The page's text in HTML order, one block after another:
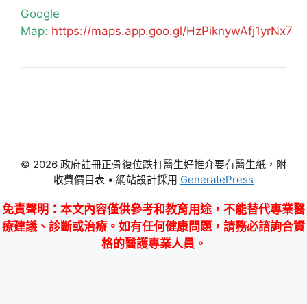
Google
Map: https://maps.app.goo.gl/HzPiknywAfj1yrNx7
© 2026 政府註冊正骨復位跌打醫生好推介要有醫生紙，附
收費價目表 • 網站設計採用 GeneratePress
免責聲明 ：本文內容僅供參考和教育用途，不能替代專業醫
療建議、診斷或治療。如有任何健康問題，請務必諮詢合資
格的醫護專業人員。